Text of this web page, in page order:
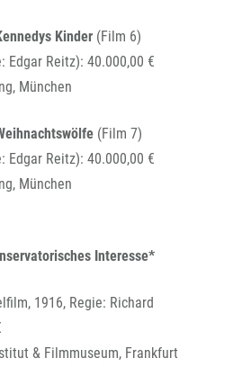
Kinder (Film 6)
Edgar Reitz): 40.000,00 €
München
(Film 7)
Edgar Reitz): 40.000,00 €
München
Interesse*
1916, Regie: Richard
& Filmmuseum, Frankfurt